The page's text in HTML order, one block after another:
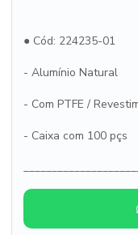
● Cód: 224235-01
- Alumínio Natural
- Com PTFE /
- Caixa com 100 pçs